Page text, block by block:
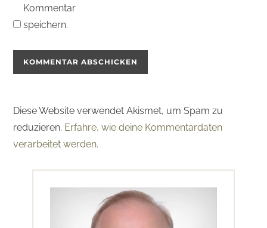
Kommentar
speichern.
Diese Website verwendet Akismet, um Spam zu
reduzieren. Erfahre, wie deine Kommentardaten
verarbeitet werden.